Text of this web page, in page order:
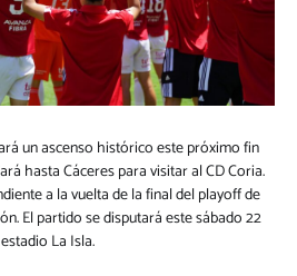
un ascenso histórico este próximo fin
hasta Cáceres para visitar al CD Coria.
a la vuelta de la final del playoff de
El partido se disputará este sábado 22
La Isla.